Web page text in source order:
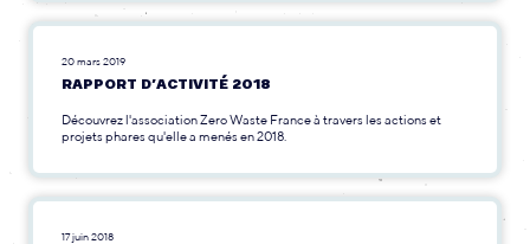
20 mars 2019
RAPPORT D’ACTIVITÉ 2018
Découvrez l'association Zero Waste France à travers les actions et
projets phares qu'elle a menés en 2018.
17 juin 2018